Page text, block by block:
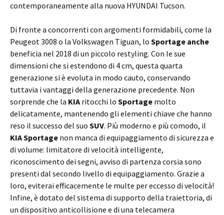
contemporaneamente alla nuova HYUNDAI Tucson.
Di fronte a concorrenti con argomenti formidabili, come la
Peugeot 3008 o la Volkswagen Tiguan, lo Sportage anche
beneficia nel 2018 di un piccolo restyling. Con le sue
dimensioni che si estendono di 4 cm, questa quarta
generazione si è evoluta in modo cauto, conservando
tuttavia i vantaggi della generazione precedente. Non
sorprende che la KIAritocchi lo Sportage molto
delicatamente, mantenendo gli elementi chiave che hanno
reso il successo del suo SUV. Più moderno e più comodo, il
KIA Sportage non manca di equipaggiamento di sicurezza e
di volume: limitatore di velocità intelligente,
riconoscimento dei segni, avviso di partenza corsia sono
presenti dal secondo livello di equipaggiamento. Grazie a
loro, eviterai efficacemente le multe per eccesso di velocità!
Infine, è dotato del sistema di supporto della traiettoria, di
un dispositivo anticollisione e di una telecamera